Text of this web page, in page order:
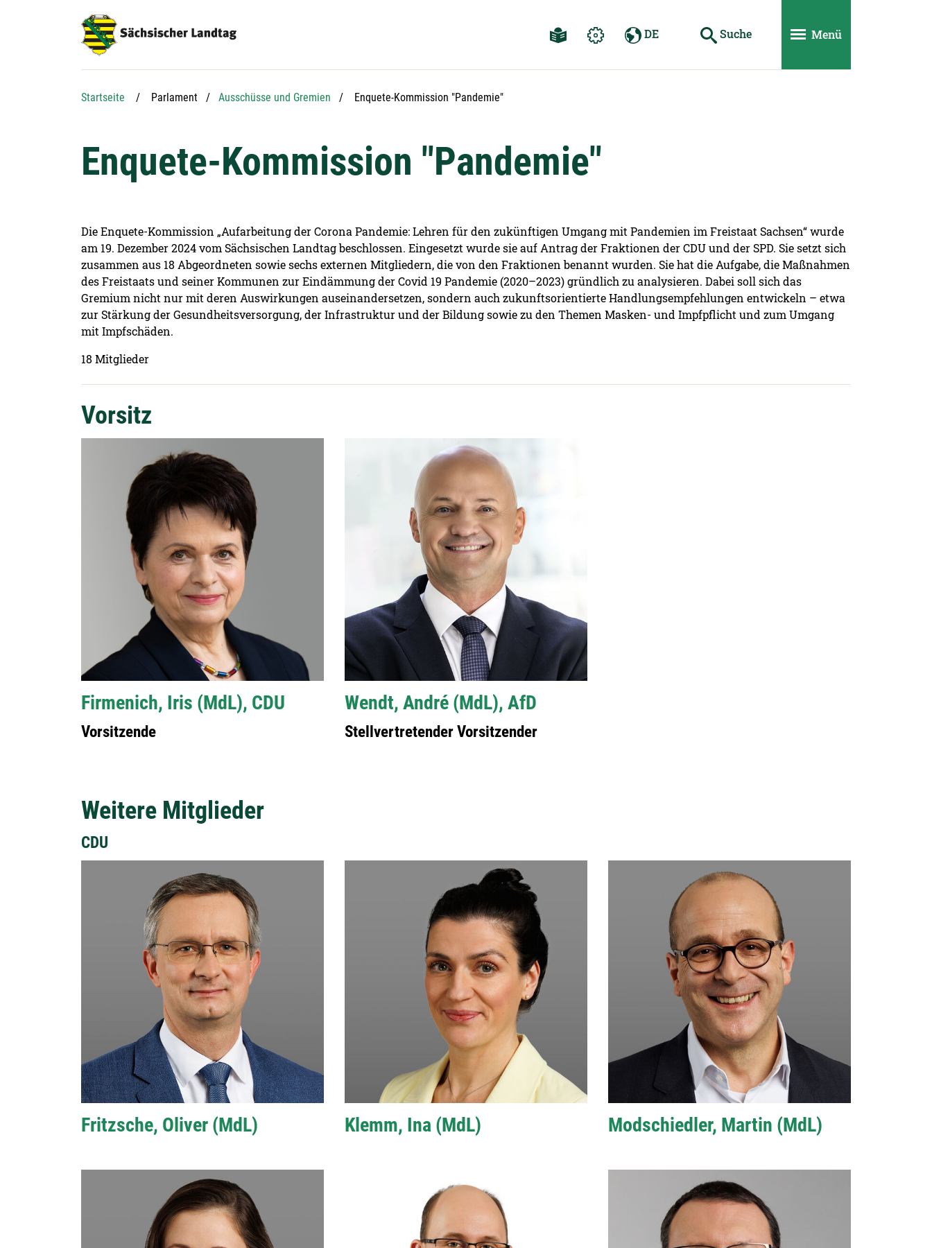
DE Suche Menü
Startseite Parlament Ausschüsse und Gremien Aktuelle Seite:
Enquete-Kommission "Pandemie"
Enquete-Kommission "Pandemie"
Die Enquete-Kommission „Aufarbeitung der Corona Pandemie: Lehren für den zukünftigen Umgang mit Pandemien im Freistaat Sachsen“ wurde
am 19. Dezember 2024 vom Sächsischen Landtag beschlossen. Eingesetzt wurde sie auf Antrag der Fraktionen der CDU und der SPD. Sie setzt sich
zusammen aus 18 Abgeordneten sowie sechs externen Mitgliedern, die von den Fraktionen benannt wurden. Sie hat die Aufgabe, die Maßnahmen
des Freistaats und seiner Kommunen zur Eindämmung der Covid 19 Pandemie (2020–2023) gründlich zu analysieren. Dabei soll sich das
Gremium nicht nur mit deren Auswirkungen auseinandersetzen, sondern auch zukunftsorientierte Handlungsempfehlungen entwickeln – etwa
zur Stärkung der Gesundheitsversorgung, der Infrastruktur und der Bildung sowie zu den Themen Masken- und Impfpflicht und zum Umgang
mit Impfschäden.
18 Mitglieder
Vorsitz
Firmenich, Iris (MdL), CDU
Vorsitzende
Wendt, André (MdL), AfD
Stellvertretender Vorsitzender
Weitere Mitglieder
CDU
Fritzsche, Oliver (MdL) Klemm, Ina (MdL) Modschiedler, Martin (MdL)